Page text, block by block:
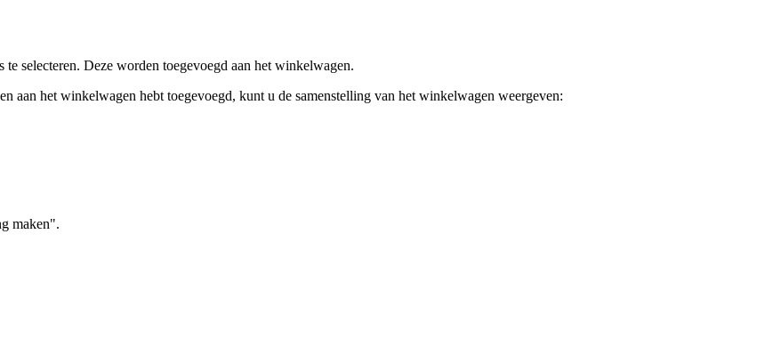
selecteren. Deze worden toegevoegd aan het winkelwagen.
aan het winkelwagen hebt toegevoegd, kunt u de samenstelling van het winkelwagen weergeven:
maken".